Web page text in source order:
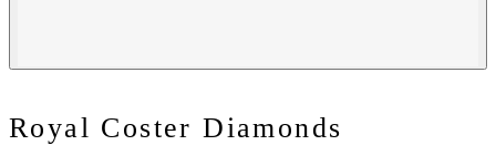
Royal Coster Diamonds